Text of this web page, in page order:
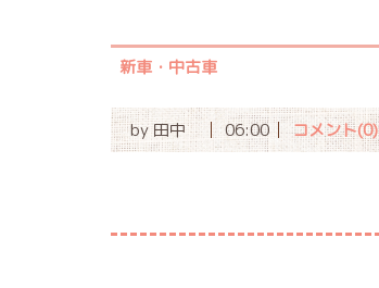
新車・中古車
by田中 06:00 コメント(0)